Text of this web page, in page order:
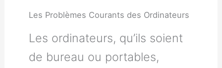
Les Problèmes Courants des Ordinateurs
Les ordinateurs, qu’ils soient
de bureau ou portables,